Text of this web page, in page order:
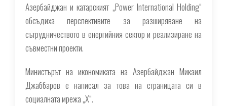
Азербайджан и катарският „Power International Holding“
обсъдиха перспективите за разширяване на
сътрудничеството в енергийния сектор и реализиране на
съвместни проекти.
Министърът на икономиката на Азербайджан Микаил
Джаббаров е написал за това на страницата си в
социалната мрежа „X“.